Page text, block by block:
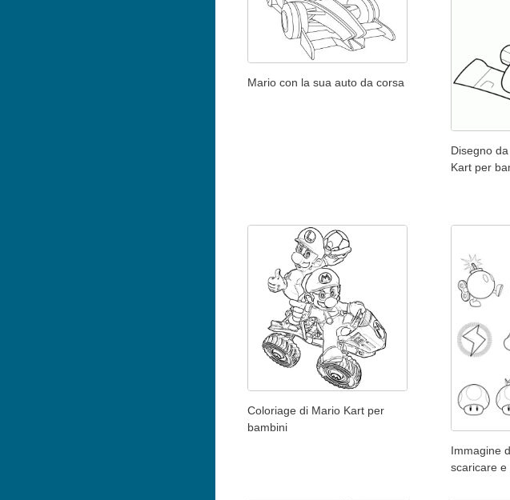
Mario con la sua auto da corsa
Disegno
Kart per
Coloriage di Mario Kart per
bambini
Immagine
scaricare e